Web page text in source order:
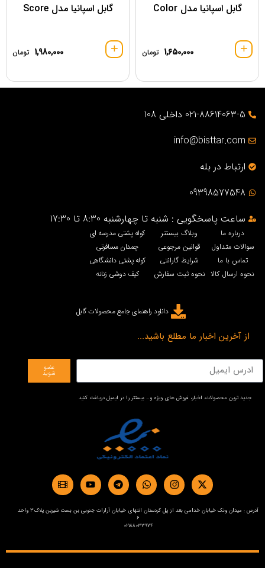
گابل اسپانیا مدل Color
1,650,000 تومان
گابل اسپانیا مدل Score
1,980,000 تومان
021-88614063-5 داخلی 108
info@bisttar.com
ارتباط در بله
09398577548
ساعت پاسخگویی : شنبه تا چهارشنبه 8:30 تا 17:30
درباره ما
سوالات متداول
تماس با ما
نحوه ارسال کالا
وبلاگ بیستتر
قوانین مرجوعی
شرایط گارانتی
نحوه ثبت سفارش
کوله پشتی مدرسه ای
چمدان مسافرتی
کوله پشتی دانشگاهی
کیف دوشی زنانه
دانلود راهنمای جامع محصولات گابل
از آخرین اخبار ما مطلع باشید...
عضو
شوید
جدید ترین محصولات، اخبار، فروش های ویژه و… بیستتر را در ایمیل دریافت کنید
آدرس : میدان ونک خیابان خدامی بعد از پل کردستان انتهای خیابان آرارات جنوبی بن بست شیرین پلاک3 واحد
6
02188033974